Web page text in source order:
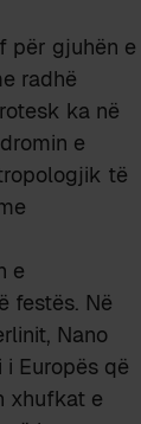
për gjuhën e
radhë
ka në
e
të
e
festës. Në
Nano
Europës që
xhufkat e